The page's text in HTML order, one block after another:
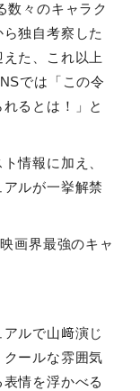
数々のキャラク
独自考察した
えた、これ以上
では「この令
るとは！」と
情報に加え、
ルが一挙解禁
画界最強のキャ
ルで山﨑演じ
ールな雰囲気
情を浮かべる